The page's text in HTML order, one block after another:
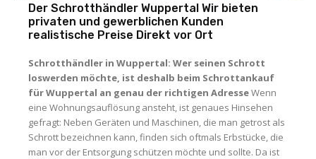
Der Schrotthändler Wuppertal Wir bieten
privaten und gewerblichen Kunden
realistische Preise Direkt vor Ort
Schrotthändler in Wuppertal: Wer seinen Schrott
loswerden möchte, ist deshalb beim Schrottankauf
für Wuppertal an genau der richtigen AdresseWenn
eine Wohnungsauflösung ansteht, ist genaues Hinsehen
gefragt: Neben Geräten und Maschinen, die man getrost als
Schrott bezeichnen kann, finden sich oftmals Erbstücke, die
man vor der Entsorgung schützen möchte und sollte. Da ist